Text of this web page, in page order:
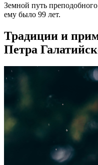
Земной путь
ему было 99 лет.
Традиции и
Петра